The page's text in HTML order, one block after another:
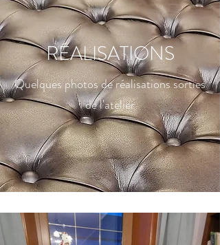
RÉALISATIONS
Quelques photos de réalisations sorties
de l'atelier